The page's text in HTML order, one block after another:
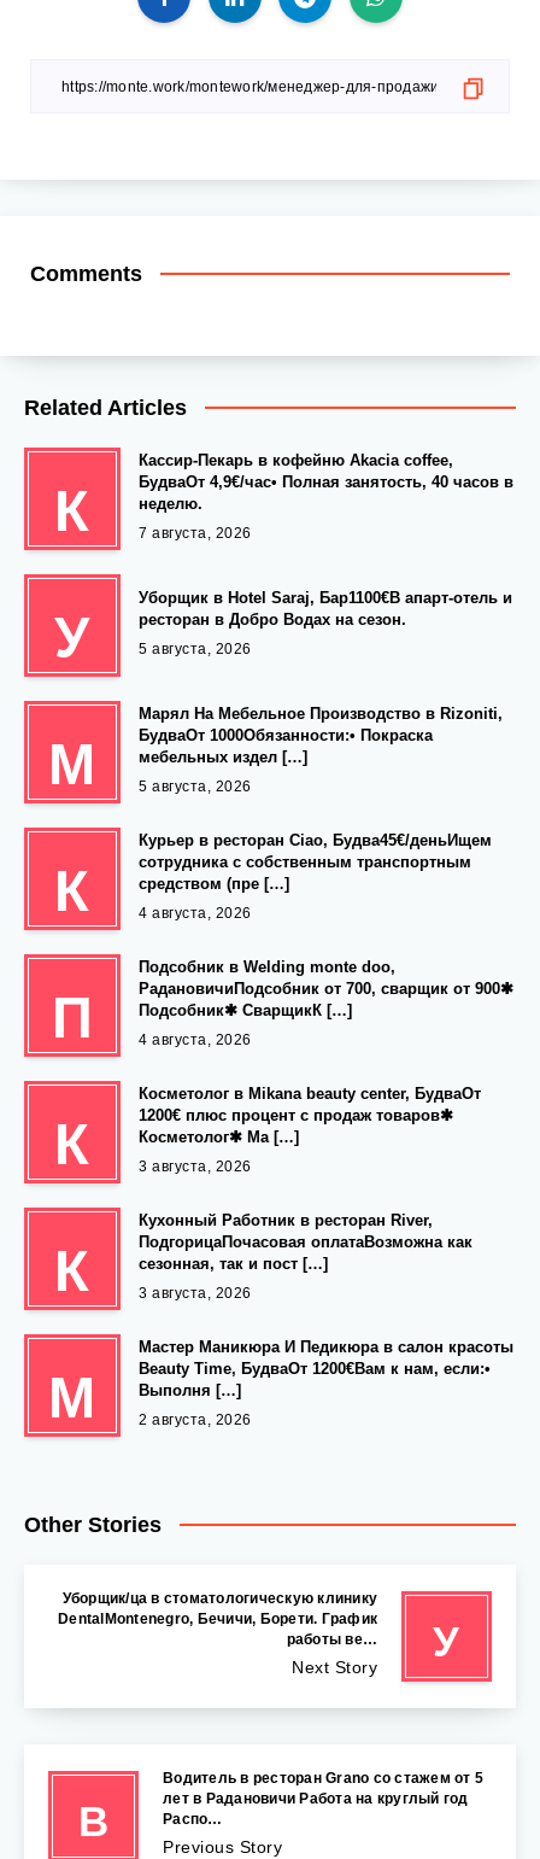
Comments
Related Articles
К
Кассир-Пекарь в кофейню Akacia coffee,
БудваОт 4,9€/час• Полная занятость, 40 часов в
неделю.
7 августа, 2026
У
Уборщик в Hotel Saraj, Бар1100€В апарт-отель и
ресторан в Добро Водах на сезон.
5 августа, 2026
М
Марял На Мебельное Производство в Rizoniti,
БудваОт 1000Обязанности:• Покраска
мебельных издел […]
5 августа, 2026
К
Курьер в ресторан Ciao, Будва45€/деньИщем
сотрудника с собственным транспортным
средством (пре […]
4 августа, 2026
П
Подсобник в Welding monte doo,
РадановичиПодсобник от 700, сварщик от 900✱
Подсобник✱ СварщикК […]
4 августа, 2026
К
Косметолог в Mikana beauty center, БудваОт
1200€ плюс процент с продаж товаров✱
Косметолог✱ Ма […]
3 августа, 2026
К
Кухонный Работник в ресторан River,
ПодгорицаПочасовая оплатаВозможна как
сезонная, так и пост […]
3 августа, 2026
М
Мастер Маникюра И Педикюра в салон красоты
Beauty Time, БудваОт 1200€Вам к нам, если:•
Выполня […]
2 августа, 2026
Other Stories
У
Уборщик/ца в стоматологическую клинику
DentalMontenegro, Бечичи, Борети. График
работы ве…
Next Story
В
Водитель в ресторан Grano со стажем от 5
лет в Радановичи Работа на круглый год
Распо…
Previous Story